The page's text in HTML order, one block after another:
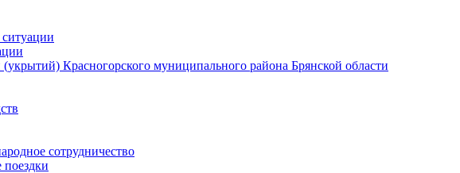
Красногорского муниципального района Брянской области
сотрудничество